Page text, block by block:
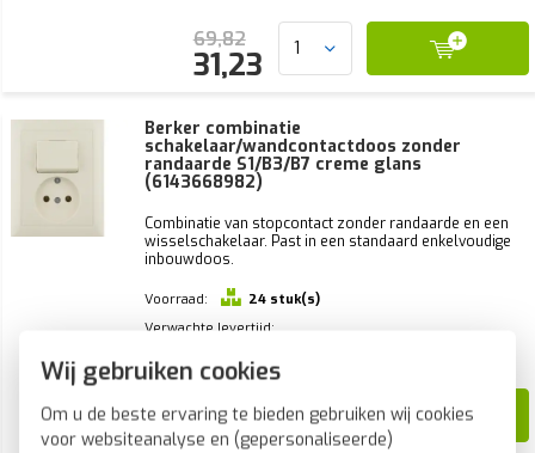
Wij gebruiken cookies
Om u de beste ervaring te bieden gebruiken wij cookies
voor websiteanalyse en (gepersonaliseerde)
69,82
31,23
Berker combinatie
schakelaar/wandcontactdoos zonder
randaarde S1/B3/B7 creme glans
(6143668982)
Combinatie van stopcontact zonder randaarde en een
wisselschakelaar. Past in een standaard enkelvoudige
inbouwdoos.
Voorraad:
24 stuk(s)
Verwachte levertijd:
Voor maandag 21u besteld, dinsdag in huis*
57,41
25,66